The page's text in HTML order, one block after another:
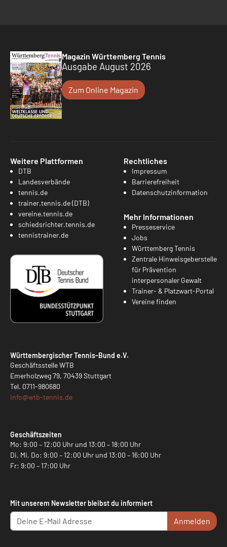
Magazin Württemberg Tennis
Ausgabe August 2026
Zum Online Magazin
Weitere Plattformen
DTB
Landesverbände
tennis.de
trainer.tennis.de (DTB)
vereine.tennis.de
schiedsrichter.tennis.de
tennistrainer.de
Rechtliches
Impressum
Barrierefreiheit
Datenschutzinformation
Mehr Informationen
Presseservice
Jobs
Württemberg Tennis
Zentrale Hinweisgeberstelle
für Prävention
interpersonaler Gewalt
Trainer- & Platzwart-Portal
Vereine finden
Württembergischer Tennis-Bund e.V.
Geschäftsstelle WTB
Emerholzweg 79, 70439 Stuttgart
Tel. 0711-980680
info@wtb-tennis.de
Geschäftszeiten
Mo: 9:00 – 12:00 Uhr und 13:00 – 18:00 Uhr
Di, Mi, Do: 9:00 – 12:00 Uhr und 13:00 – 16:00 Uhr
Fr: 9:00 – 17:00 Uhr
Mit unserem Newsletter bleibst du informiert
Anmelden